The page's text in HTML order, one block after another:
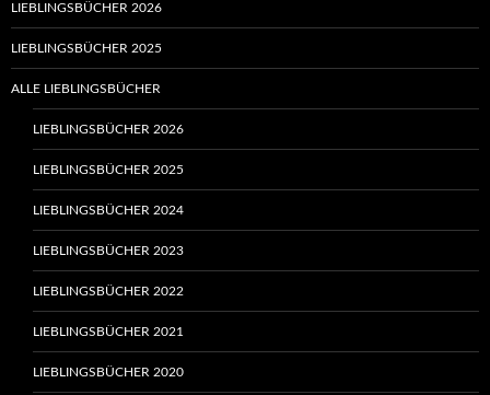
LIEBLINGSBÜCHER 2026
LIEBLINGSBÜCHER 2025
ALLE LIEBLINGSBÜCHER
LIEBLINGSBÜCHER 2026
LIEBLINGSBÜCHER 2025
LIEBLINGSBÜCHER 2024
LIEBLINGSBÜCHER 2023
LIEBLINGSBÜCHER 2022
LIEBLINGSBÜCHER 2021
LIEBLINGSBÜCHER 2020